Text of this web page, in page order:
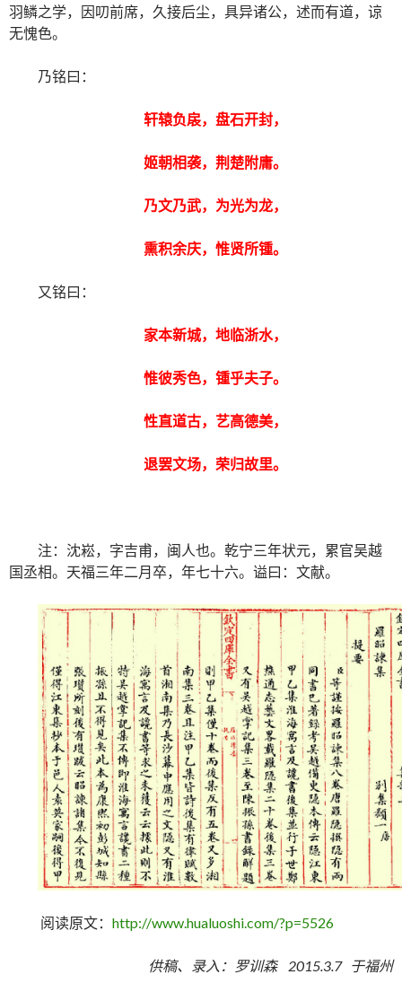
羽鳞之学，因叨前席，久接后尘，具异诸公，述而有道，谅
无愧色。
乃铭曰：
轩辕负扆，盘石开封，
姬朝相袭，荆楚附庸。
乃文乃武，为光为龙，
熏积余庆，惟贤所锺。
又铭曰：
家本新城，地临浙水，
惟彼秀色，锺乎夫子。
性直道古，艺高德美，
退罢文场，荣归故里。
注：沈崧，字吉甫，闽人也。乾宁三年状元，累官吴越
国丞相。天福三年二月卒，年七十六。谥曰：文献。
阅读原文： http://www.hualuoshi.com/?p=5526
供稿、录入：罗训森 2015.3.7 于福州